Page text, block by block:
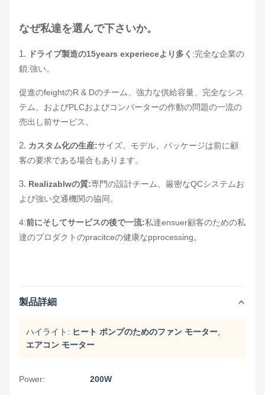
なぜ私達を選んで下さいか。
1. ドライブ製造の15years experieceより多く :完全な企業の
鎖:強い。
促進のfeightのR & Dのチーム、強力な供給容量、完全なシス
テム、およびPLCおよびコンバーターの作動の問題の一流の
売出し前サービス。
2. カスタム化の生産:サイズ、モデル、パッケージは前に顧
客の要求である場合もあります。
3. Realizablwの質:専門の設計チーム、厳密なQCシステムお
よび強い交通機関の協同。
4:前にそしてサービスの後で一流:私達ensuer顧客のための私
達のプロダクトのpracitceの健康なpprocessing。
製品詳細
ハイライト: ヒート ポンプのためのファン モーター
エアコン モーター
Power: 200W